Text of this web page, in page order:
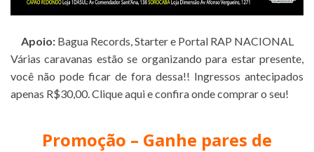
Apoio:Bagua Records, Starter e Portal RAP NACIONAL
Várias caravanas estão se organizando para estar presente,
você não pode ficar de fora dessa!! Ingressos antecipados
apenas R$30,00. Clique aquie confira onde comprar o seu!
Promoção – Ganhe pares de